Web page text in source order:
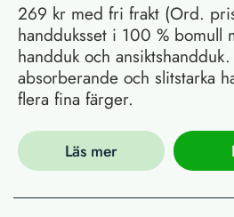
269 kr med fri frakt (Ord.
handduksset i 100 % bomull
handduk och
absorberande och slitstarka
flera fina färger.
Läs mer